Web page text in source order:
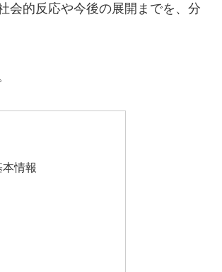
会的反応や今後の展開までを、分
情報